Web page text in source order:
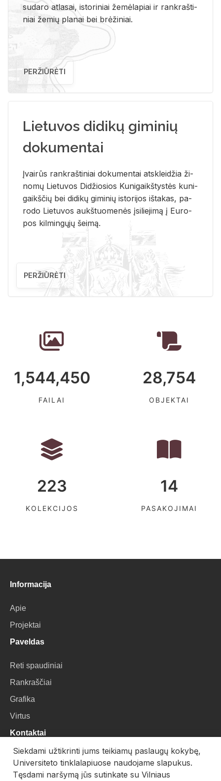
su­da­ro at­la­sai, is­to­ri­niai že­mė­la­piai ir rank­raš­ti­
niai že­mių pla­nai bei brė­ži­niai.
PERŽIŪRĖTI
Lietuvos didikų giminių
dokumentai
Įvai­rūs rank­raš­ti­niai do­ku­men­tai at­sklei­džia ži­
no­mų Lie­tu­vos Di­džio­sios Ku­ni­gaikš­tys­tės ku­ni­
gaikš­čių bei di­di­kų gi­mi­nių is­to­ri­jos iš­ta­kas, pa­
ro­do Lie­tu­vos aukš­tuo­me­nės įsi­lie­ji­mą į Eu­ro­
pos kil­min­gų­jų šei­mą.
PERŽIŪRĖTI
1,544,450
FAILAI
28,754
OBJEKTAI
223
KOLEKCIJOS
14
PASAKOJIMAI
Informacija
Apie
Projektai
Paveldas
Reti spaudiniai
Rankraščiai
Grafika
Virtus
Kontaktai
VU Biblioteka
Universiteto g. 3, LT-01122, Vilnius
Siekdami užtikrinti jums teikiamų paslaugų kokybę,
Universiteto tinklalapiuose naudojame slapukus.
Tęsdami naršymą jūs sutinkate su Vilniaus